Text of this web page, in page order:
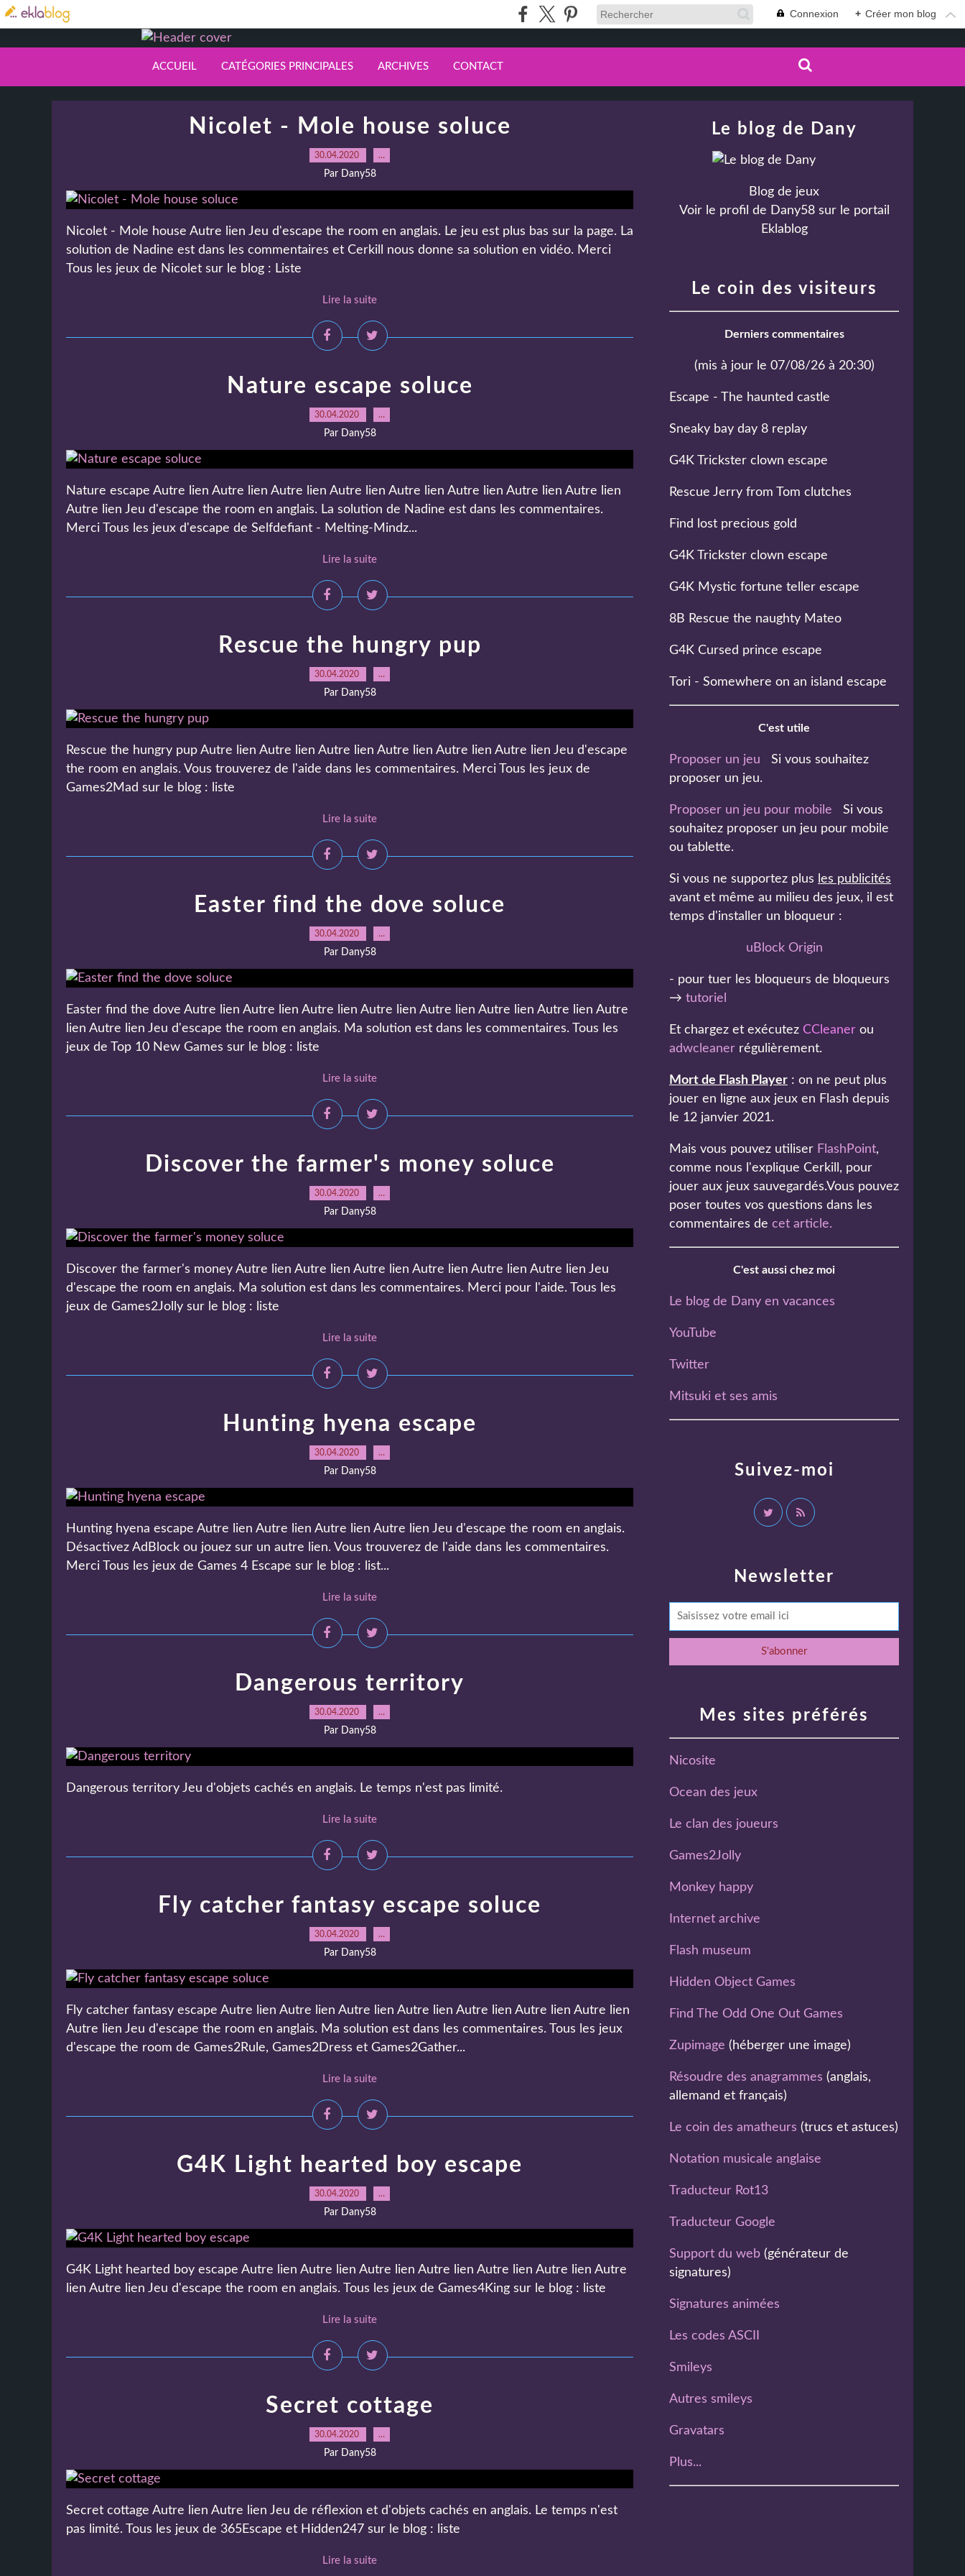
Connexion + Créer mon blog
ACCUEIL CATÉGORIES PRINCIPALES ARCHIVES CONTACT
Nicolet - Mole house soluce
30.04.2020 …
Par Dany58
Nicolet - Mole house Autre lien Jeu d'escape the room en anglais. Le jeu est plus bas sur la page. La
solution de Nadine est dans les commentaires et Cerkill nous donne sa solution en vidéo. Merci
Tous les jeux de Nicolet sur le blog : Liste
Lire la suite
Nature escape soluce
30.04.2020 …
Par Dany58
Nature escape Autre lien Autre lien Autre lien Autre lien Autre lien Autre lien Autre lien Autre lien
Autre lien Jeu d'escape the room en anglais. La solution de Nadine est dans les commentaires.
Merci Tous les jeux d'escape de Selfdefiant - Melting-Mindz...
Lire la suite
Rescue the hungry pup
30.04.2020 …
Par Dany58
Rescue the hungry pup Autre lien Autre lien Autre lien Autre lien Autre lien Autre lien Jeu d'escape
the room en anglais. Vous trouverez de l'aide dans les commentaires. Merci Tous les jeux de
Games2Mad sur le blog : liste
Lire la suite
Easter find the dove soluce
30.04.2020 …
Par Dany58
Easter find the dove Autre lien Autre lien Autre lien Autre lien Autre lien Autre lien Autre lien Autre
lien Autre lien Jeu d'escape the room en anglais. Ma solution est dans les commentaires. Tous les
jeux de Top 10 New Games sur le blog : liste
Lire la suite
Discover the farmer's money soluce
30.04.2020 …
Par Dany58
Discover the farmer's money Autre lien Autre lien Autre lien Autre lien Autre lien Autre lien Jeu
d'escape the room en anglais. Ma solution est dans les commentaires. Merci pour l'aide. Tous les
jeux de Games2Jolly sur le blog : liste
Lire la suite
Hunting hyena escape
30.04.2020 …
Par Dany58
Hunting hyena escape Autre lien Autre lien Autre lien Autre lien Jeu d'escape the room en anglais.
Désactivez AdBlock ou jouez sur un autre lien. Vous trouverez de l'aide dans les commentaires.
Merci Tous les jeux de Games 4 Escape sur le blog : list...
Lire la suite
Dangerous territory
30.04.2020 …
Par Dany58
Dangerous territory Jeu d'objets cachés en anglais. Le temps n'est pas limité.
Lire la suite
Fly catcher fantasy escape soluce
30.04.2020 …
Par Dany58
Fly catcher fantasy escape Autre lien Autre lien Autre lien Autre lien Autre lien Autre lien Autre lien
Autre lien Jeu d'escape the room en anglais. Ma solution est dans les commentaires. Tous les jeux
d'escape the room de Games2Rule, Games2Dress et Games2Gather...
Lire la suite
G4K Light hearted boy escape
30.04.2020 …
Par Dany58
G4K Light hearted boy escape Autre lien Autre lien Autre lien Autre lien Autre lien Autre lien Autre
lien Autre lien Jeu d'escape the room en anglais. Tous les jeux de Games4King sur le blog : liste
Lire la suite
Secret cottage
30.04.2020 …
Par Dany58
Secret cottage Autre lien Autre lien Jeu de réflexion et d'objets cachés en anglais. Le temps n'est
pas limité. Tous les jeux de 365Escape et Hidden247 sur le blog : liste
Lire la suite
Newsletter
Le blog de Dany
Blog de jeux
Voir le profil de Dany58sur le portail
Eklablog
Suivez-moi
Mes sites préférés
Nicosite
Ocean des jeux
Le clan des joueurs
Games2Jolly
Monkey happy
Internet archive
Flash museum
Hidden Object Games
Find The Odd One Out Games
Zupimage (héberger une image)
Résoudre des anagrammes (anglais,
allemand et français)
Le coin des amatheurs (trucs et astuces)
Notation musicale anglaise
Traducteur Rot13
Traducteur Google
Support du web (générateur de
signatures)
Signatures animées
Les codes ASCII
Smileys
Autres smileys
Gravatars
Plus...
Le coin des visiteurs
Derniers commentaires
(mis à jour le 07/08/26 à 20:30)
Escape - The haunted castle
Sneaky bay day 8 replay
G4K Trickster clown escape
Rescue Jerry from Tom clutches
Find lost precious gold
G4K Trickster clown escape
G4K Mystic fortune teller escape
8B Rescue the naughty Mateo
G4K Cursed prince escape
Tori - Somewhere on an island escape
C'est utile
Proposer un jeu Si vous souhaitez
proposer un jeu.
Proposer un jeu pour mobile Si vous
souhaitez proposer un jeu pour mobile
ou tablette.
Si vous ne supportez plus les publicités
avant et même au milieu des jeux, il est
temps d'installer un bloqueur :
uBlock Origin
- pour tuer les bloqueurs de bloqueurs
→ tutoriel
Et chargez et exécutez CCleaner ou
adwcleaner régulièrement.
Mort de Flash Player : on ne peut plus
jouer en ligne aux jeux en Flash depuis
le 12 janvier 2021.
Mais vous pouvez utiliser FlashPoint,
comme nous l'explique Cerkill, pour
jouer aux jeux sauvegardés.Vous pouvez
poser toutes vos questions dans les
commentaires de cet article.
C'est aussi chez moi
Le blog de Dany en vacances
YouTube
Twitter
Mitsuki et ses amis